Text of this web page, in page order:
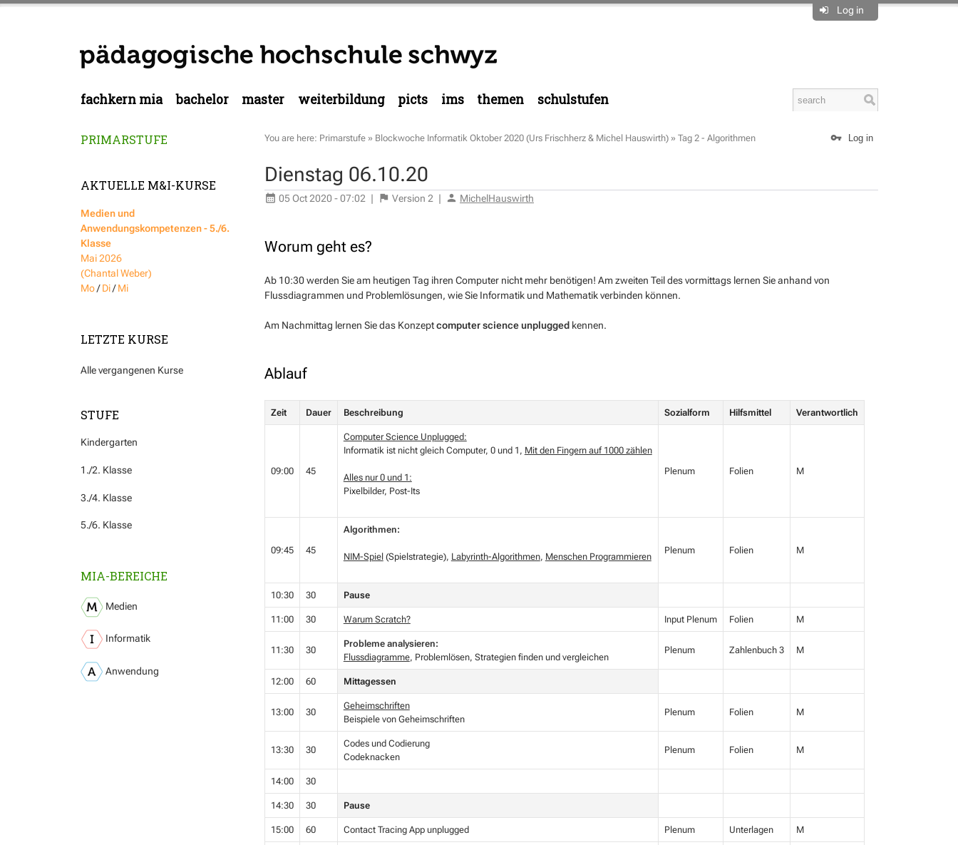
Log in
fachkern mia bachelor master weiterbildung picts ims themen schulstufen
PRIMARSTUFE
AKTUELLE M&I-KURSE
Medien und
Anwendungskompetenzen - 5./6.
Klasse
Mai 2026
(Chantal Weber)
Mo/Di/Mi
LETZTE KURSE
Alle vergangenen Kurse
STUFE
Kindergarten
1./2. Klasse
3./4. Klasse
5./6. Klasse
MIA-BEREICHE
Medien
Informatik
Anwendung
Log in
You are here: Primarstufe » Blockwoche Informatik Oktober 2020 (Urs Frischherz & Michel Hauswirth) » Tag 2 - Algorithmen
Dienstag 06.10.20
05 Oct 2020 - 07:02 | Version 2 | MichelHauswirth
Worum geht es?
Ab 10:30 werden Sie am heutigen Tag ihren Computer nicht mehr benötigen! Am zweiten Teil des vormittags lernen Sie anhand von
Flussdiagrammen und Problemlösungen, wie Sie Informatik und Mathematik verbinden können.
Am Nachmittag lernen Sie das Konzeptcomputer science unplugged kennen.
Ablauf
Zeit Dauer Beschreibung Sozialform Hilfsmittel Verantwortlich
09:00 45
Computer Science Unplugged:
Informatik ist nicht gleich Computer, 0 und 1, Mit den Fingern auf 1000 zählen
Alles nur 0 und 1:
Pixelbilder, Post-Its
Plenum Folien M
09:45 45
Algorithmen:
NIM-Spiel (Spielstrategie), Labyrinth-Algorithmen, Menschen Programmieren
Plenum Folien M
10:30 30 Pause
11:00 30 Warum Scratch? Input Plenum Folien M
11:30 30
Probleme analysieren:
Flussdiagramme, Problemlösen, Strategien finden und vergleichen
Plenum Zahlenbuch 3 M
12:00 60 Mittagessen
13:00 30
Geheimschriften
Beispiele von Geheimschriften
Plenum Folien M
13:30 30
Codes und Codierung
Codeknacken
Plenum Folien M
14:00 30
14:30 30 Pause
15:00 60 Contact Tracing App unplugged Plenum Unterlagen M